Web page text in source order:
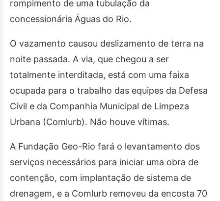
rompimento de uma tubulação da
concessionária Águas do Rio.
O vazamento causou deslizamento de terra na
noite passada. A via, que chegou a ser
totalmente interditada, está com uma faixa
ocupada para o trabalho das equipes da Defesa
Civil e da Companhia Municipal de Limpeza
Urbana (Comlurb). Não houve vítimas.
A Fundação Geo-Rio fará o levantamento dos
serviços necessários para iniciar uma obra de
contenção, com implantação de sistema de
drenagem, e a Comlurb removeu da encosta 70